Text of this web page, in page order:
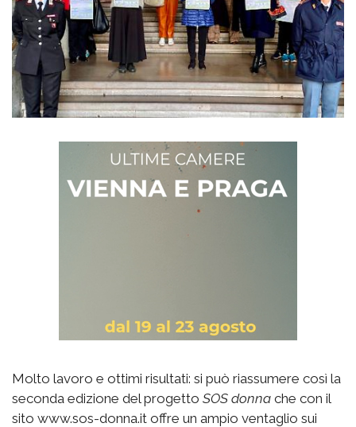
Molto lavoro e ottimi risultati: si può riassumere così la
seconda edizione del progetto SOS donna che con il
sito www.sos-donna.it offre un ampio ventaglio sui